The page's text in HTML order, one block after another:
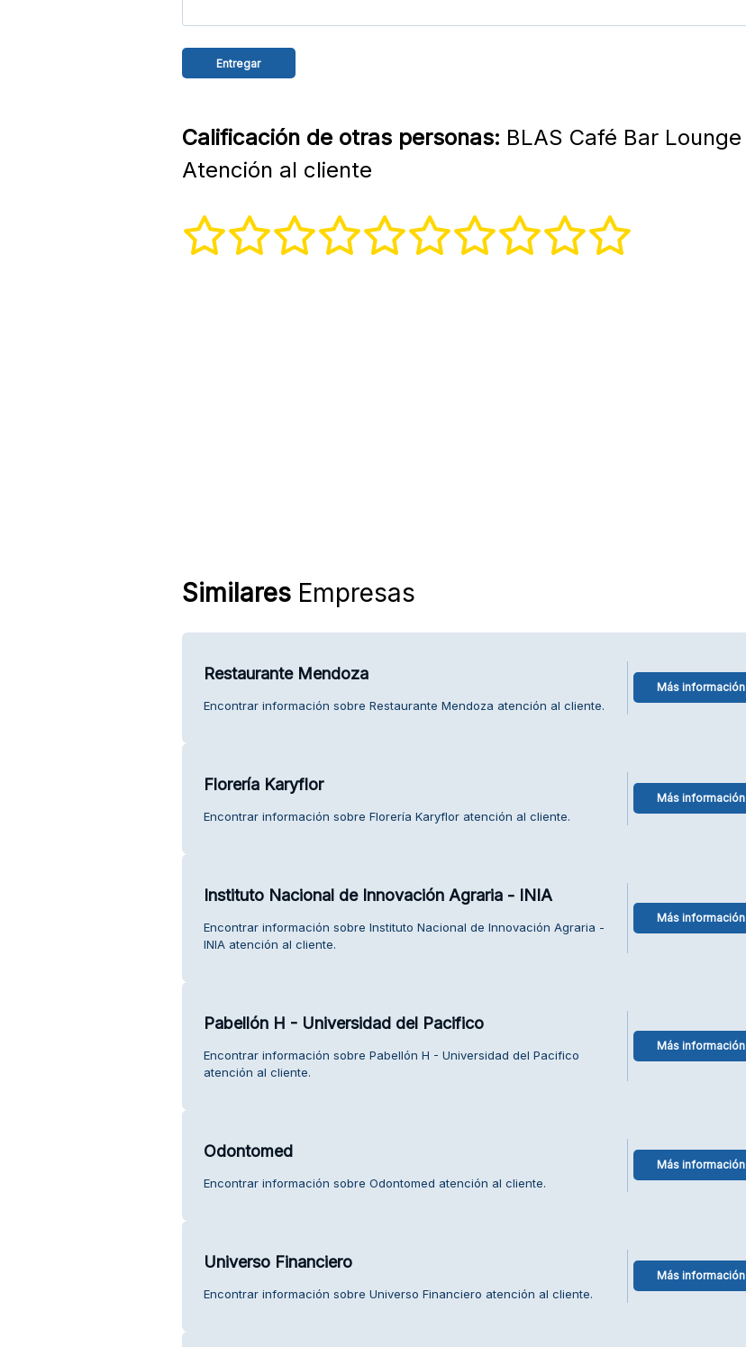
Calificación de otras personas: BLAS Café Bar Lounge
Atención al cliente
SimilaresEmpresas
Restaurante Mendoza
Encontrar información sobre Restaurante Mendoza atención al cliente.
Más información
Florería Karyflor
Encontrar información sobre Florería Karyflor atención al cliente.
Más información
Instituto Nacional de Innovación Agraria - INIA
Encontrar información sobre Instituto Nacional de Innovación Agraria -
INIA atención al cliente.
Más información
Pabellón H - Universidad del Pacifico
Encontrar información sobre Pabellón H - Universidad del Pacifico
atención al cliente.
Más información
Odontomed
Encontrar información sobre Odontomed atención al cliente.
Más información
Universo Financiero
Encontrar información sobre Universo Financiero atención al cliente.
Más información